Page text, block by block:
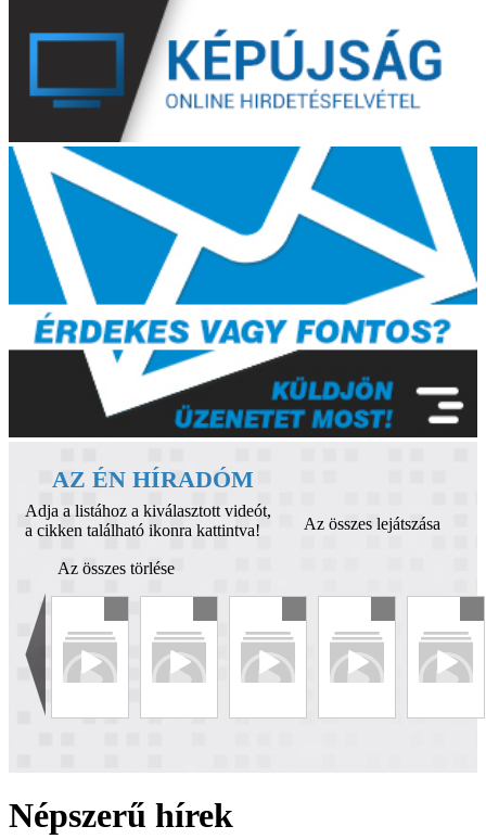
AZ ÉN HÍRADÓM
Adja a listához a kiválasztott videót,
a cikken található ikonra kattintva!
Az összes lejátszása
Az összes törlése
Népszerű hírek